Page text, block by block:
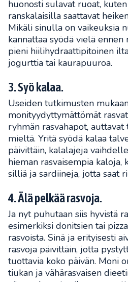
huonosti sulavat ruoat,
ranskalaisilla saattavat
Mikäli sinulla on vaikeuksia
kannattaa syödä vielä
pieni hiilihydraattipitoinen
jogurttia tai kaurapuuroa.
3. Syö kalaa.
Useiden tutkimusten
monityydyttymättömät
ryhmän rasvahapot,
mieltä. Yritä syödä kalaa
päivittäin, kalalajeja
hieman rasvaisempia kaloja,
silliä ja sardiineja, jotta saat
4. Älä pelkää rasvoja.
Ja nyt puhutaan siis hyvistä
esimerkiksi donitsien tai
rasvoista. Sinä ja erityisesti
rasvoja päivittäin, jotta
tuottavia koko päivän. Moni
tiukan ja vähärasvaisen